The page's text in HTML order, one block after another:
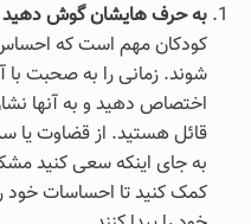
به حرف هایشان گوش دهید
کودکان مهم است که
شوند. زمانی را به صحبت با
اختصاص دهید و به آنها
قائل هستید. از قضاوت یا
به جای اینکه سعی کنید
کمک کنید تا احساسات خود